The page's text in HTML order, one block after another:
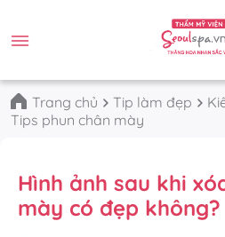
Trang chủ Tip làm đẹp
Tips phun chân mày
Hình ảnh sau khi
mày có đẹp